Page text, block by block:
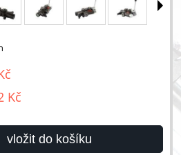
Kč
vložit do košíku